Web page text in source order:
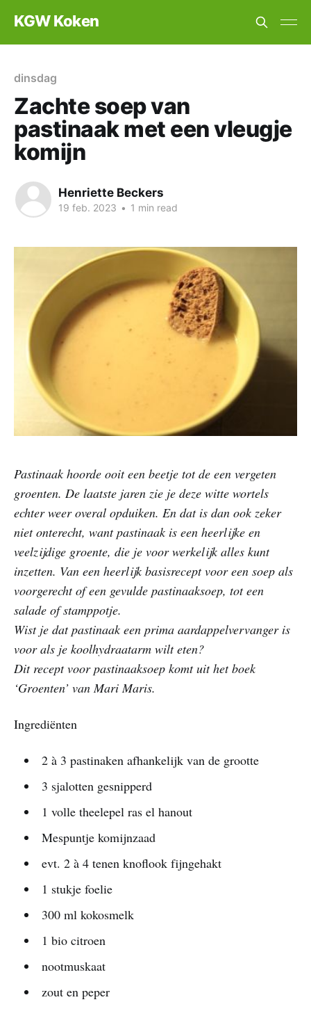
KGW Koken
dinsdag
Zachte soep van
pastinaak met een vleugje
komijn
Henriette Beckers
19 feb. 2023 • 1 min read
Pastinaak hoorde ooit een beetje tot de een vergeten
groenten. De laatste jaren zie je deze witte wortels
echter weer overal opduiken. En dat is dan ook zeker
niet onterecht, want pastinaak is een heerlijke en
veelzijdige groente, die je voor werkelijk alles kunt
inzetten. Van een heerlijk basisrecept voor een soep als
voorgerecht of een gevulde pastinaaksoep, tot een
salade of stamppotje.
Wist je dat pastinaak een prima aardappelvervanger is
voor als je koolhydraatarm wilt eten?
Dit recept voor pastinaaksoep komt uit het boek
‘Groenten’ van Mari Maris.
Ingrediënten
2 à 3 pastinaken afhankelijk van de grootte
3 sjalotten gesnipperd
1 volle theelepel ras el hanout
Mespuntje komijnzaad
evt. 2 à 4 tenen knoflook fijngehakt
1 stukje foelie
300 ml kokosmelk
1 bio citroen
nootmuskaat
zout en peper